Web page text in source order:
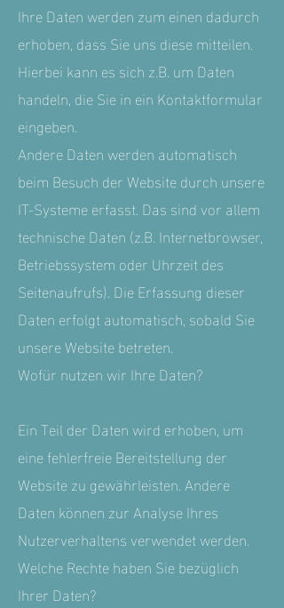
Ihre Daten werden zum einen dadurch
erhoben, dass Sie uns diese mitteilen.
Hierbei kann es sich z.B. um Daten
handeln, die Sie in ein Kontaktformular
eingeben.
Andere Daten werden automatisch
beim Besuch der Website durch unsere
IT-Systeme erfasst. Das sind vor allem
technische Daten (z.B. Internetbrowser,
Betriebssystem oder Uhrzeit des
Seitenaufrufs). Die Erfassung dieser
Daten erfolgt automatisch, sobald Sie
unsere Website betreten.
Wofür nutzen wir Ihre Daten?
Ein Teil der Daten wird erhoben, um
eine fehlerfreie Bereitstellung der
Website zu gewährleisten. Andere
Daten können zur Analyse Ihres
Nutzerverhaltens verwendet werden.
Welche Rechte haben Sie bezüglich
Ihrer Daten?